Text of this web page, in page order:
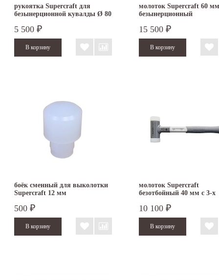
рукоятка Supercraft для
безынерционной кувалды Ø 80
5 500 ₽
молоток Supercraft 60 мм
безынерционный
15 500 ₽
боёк сменный для выколотки
Supercraft 12 мм
500 ₽
молоток Supercraft
безотбойный 40 мм с 3-х
10 100 ₽